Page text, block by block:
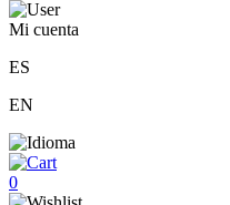
Mi cuenta
ES
EN
0